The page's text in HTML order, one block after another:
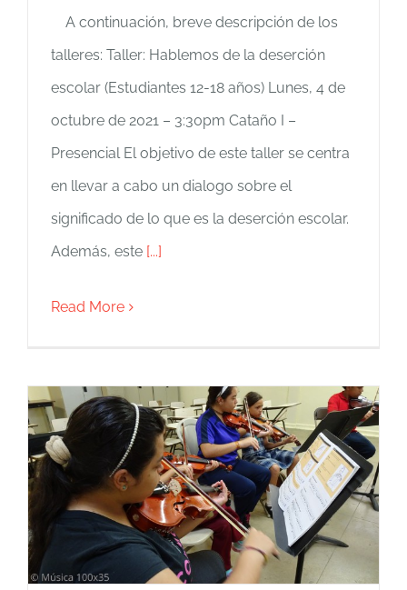
A continuación, breve descripción de los
talleres: Taller: Hablemos de la deserción
escolar (Estudiantes 12-18 años) Lunes, 4 de
octubre de 2021 – 3:30pm Cataño I –
Presencial El objetivo de este taller se centra
en llevar a cabo un dialogo sobre el
significado de lo que es la deserción escolar.
Además, este [...]
Read More